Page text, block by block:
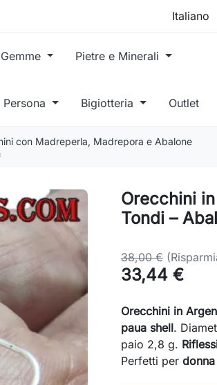
Pietre e Minerali
Persona Bigiotteria Outlet
con Madreperla, Madrepora e Abalone
Orecchini
Tondi –
38,00 €
33,44 €
Orecchini in
paua shell.
paio 2,8 g.
Perfetti per donna